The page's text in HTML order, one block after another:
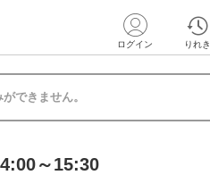
ログイン りれき
できません。
～15:30